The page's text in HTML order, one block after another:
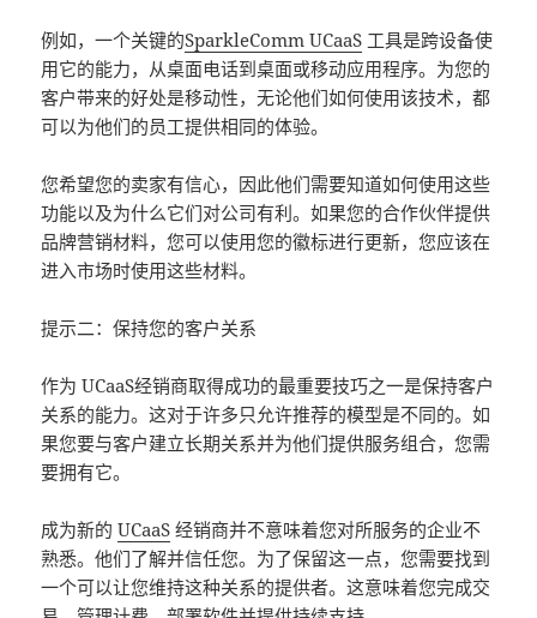
例如，一个关键的SparkleComm UCaaS 工具是跨设备使
用它的能力，从桌面电话到桌面或移动应用程序。为您的
客户带来的好处是移动性，无论他们如何使用该技术，都
可以为他们的员工提供相同的体验。
您希望您的卖家有信心，因此他们需要知道如何使用这些
功能以及为什么它们对公司有利。如果您的合作伙伴提供
品牌营销材料，您可以使用您的徽标进行更新，您应该在
进入市场时使用这些材料。
提示二：保持您的客户关系
作为 UCaaS经销商取得成功的最重要技巧之一是保持客户
关系的能力。这对于许多只允许推荐的模型是不同的。如
果您要与客户建立长期关系并为他们提供服务组合，您需
要拥有它。
成为新的UCaaS 经销商并不意味着您对所服务的企业不
熟悉。他们了解并信任您。为了保留这一点，您需要找到
一个可以让您维持这种关系的提供者。这意味着您完成交